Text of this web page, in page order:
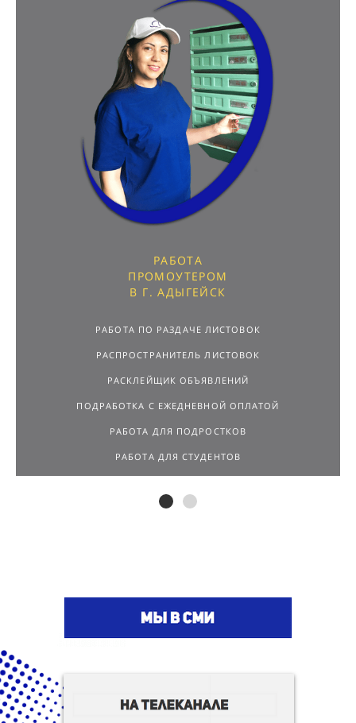
РАБОТА
ПРОМОУТЕРОМ
В Г. АДЫГЕЙСК
РАБОТА ПО РАЗДАЧЕ ЛИСТОВОК
РАСПРОСТРАНИТЕЛЬ ЛИСТОВОК
РАСКЛЕЙЩИК ОБЪЯВЛЕНИЙ
ПОДРАБОТКА С ЕЖЕДНЕВНОЙ ОПЛАТОЙ
РАБОТА ДЛЯ ПОДРОСТКОВ
РАБОТА ДЛЯ СТУДЕНТОВ